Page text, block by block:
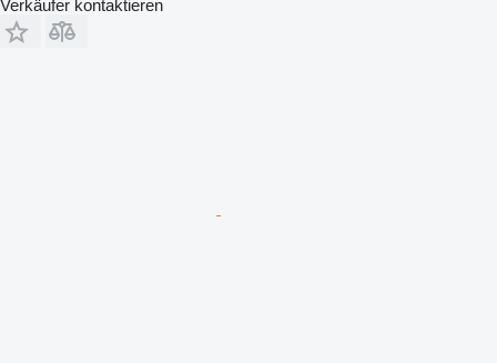
Verkäufer kontaktieren